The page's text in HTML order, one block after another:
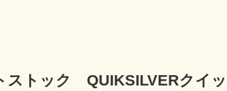
ストック QUIKSILVERクイ